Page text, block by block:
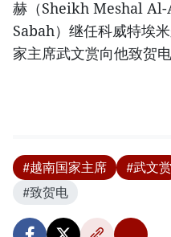
赫（Sheikh Meshal
Sabah）继任科威特埃
家主席武文赏向他致贺电
#越南国家主席 #武文赏
#致贺电